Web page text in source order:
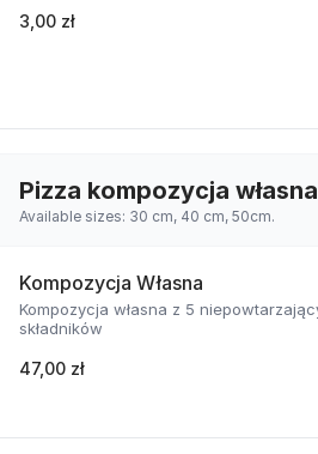
3,00 zł
Pizza kompozycja własna
Available sizes: 30 cm, 40 cm, 50cm.
Kompozycja Własna
Kompozycja własna z 5 niepowtarzających się
składników
47,00 zł